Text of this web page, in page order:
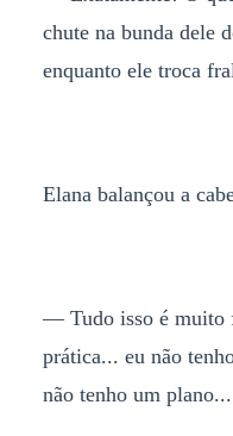
chute na bunda dele
enquanto ele troca
Elana balançou a
— Tudo isso é muito
prática... eu não
não tenho um plano...